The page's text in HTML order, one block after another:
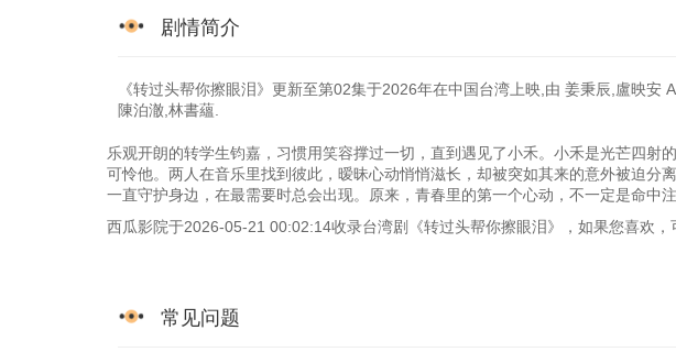
剧情简介
《转过头帮你擦眼泪》更新至第02集于2026年在中国台湾上映,由 姜秉辰,盧映安
陳泊澈,林書蘊.
乐观开朗的转学生钧嘉，习惯用笑容撑过一切，直到遇见了小禾。小禾是光芒四射
可怜他。两人在音乐里找到彼此，暧昧心动悄悄滋长，却被突如其来的意外被迫分
一直守护身边，在最需要时总会出现。原来，青春里的第一个心动，不一定是命中
西瓜影院于2026-05-21 00:02:14收录台湾剧《转过头帮你擦眼泪》，如果您喜欢，
常见问题